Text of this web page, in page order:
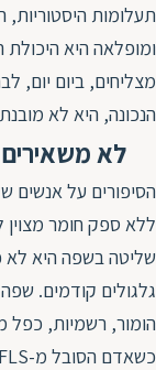
תעלומות היסטוריות,
ומופלאה היא
מצליחים, ביום יום,
הנכונה, היא לא
לא
הסיפורים על אנשים
ללא ספק חומר מצוין
שליטה בשפה היא לא
גלגולים קודמים.
הומור, רשמיות, כפל